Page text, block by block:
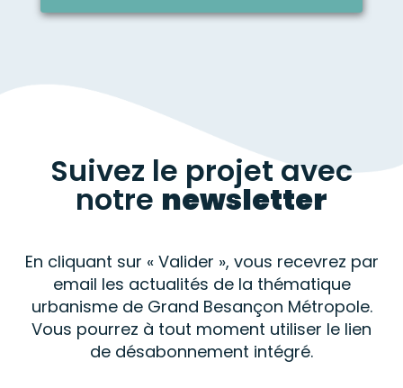
Suivez le projet avec
notre newsletter
En cliquant sur « Valider », vous recevrez par
email les actualités de la thématique
urbanisme de Grand Besançon Métropole.
Vous pourrez à tout moment utiliser le lien
de désabonnement intégré.